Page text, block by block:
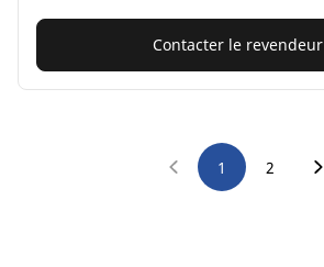
Contacter le revendeur
1 2